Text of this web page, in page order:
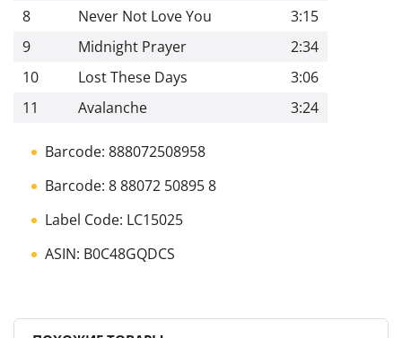
8
Never Not Love You
3:15
9
Midnight Prayer
2:34
10
Lost These Days
3:06
11
Avalanche 3:24
Barcode: 888072508958
Barcode: 8 88072 50895 8
Label Code: LC15025
ASIN: B0C48GQDCS